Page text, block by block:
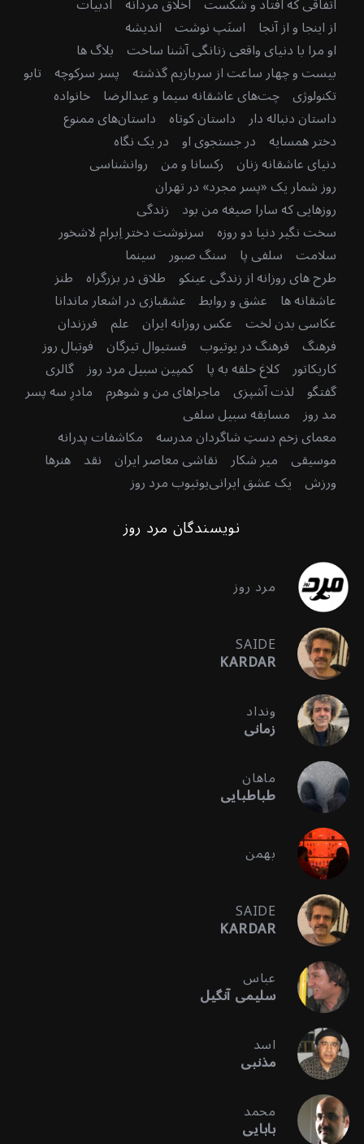
از اینجا و از آنجا اسنَپ نوشت اندیشه
او مرا با دنیای واقعی زنانگی آشنا ساخت بلاگ ها
بیست و چهار ساعت از سربازیم گذشته پسر سرکوچه تابو
تکنولوژی چت‌های عاشقانه سیما و عبدالرضا خانواده
داستان دنباله دار داستان کوتاه داستان‌های ممنوع
دختر همسایه در جستجوی او در یک نگاه
دنیای عاشقانه زنان رکسانا و من روانشناسی
روز شمار یک «پسر مجرد» در تهران
روزهایی که سارا صیغه من بود زندگی
سخت نگیر دنیا دو روزه سرنوشت دختر اِبرام لاشخور
سلامت سلفی پا سنگ صبور سینما
طرح های روزانه از زندگی عینکو طلاق در بزرگراه طنز
عاشقانه ها عشق و روابط عشقبازی در اشعار ماندانا
عکاسی بدن لخت عکس روزانه ایران علم فرزندان
فرهنگ فرهنگ در یوتیوب فستیوال تیرگان فوتبال روز
کاریکاتور کلاغ حلقه به پا کمپین سبیل مرد روز گالری
گفتگو لذت آشپزی ماجراهای من و شوهرم مادرِ سه پسر
مد روز مسابقه سبیل سلفی
معمای زخم دستِ شاگردان مدرسه مکاشفات پدرانه
موسیقی میر شکار نقاشی معاصر ایران نقد هنرها
ورزش یک عشق ایرانییوتیوب مرد روز
نویسندگان مرد روز
مرد روز
SAIDE
KARDAR
ونداد
زمانی
ماهان
طباطبایی
بهمن
SAIDE
KARDAR
عباس
سلیمی آنگیل
اسد
مذنبی
محمد
بابایی